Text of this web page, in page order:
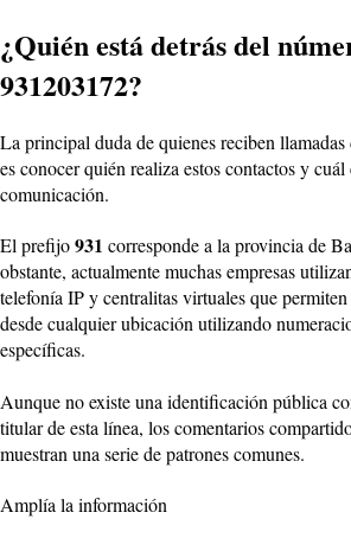
¿Quién está detrás del
931203172?
La principal duda de quienes reciben llamadas
es conocer quién realiza estos contactos y
comunicación.
El prefijo931 corresponde a la provincia de
obstante, actualmente muchas empresas
telefonía IP y centralitas virtuales que
desde cualquier ubicación utilizando
específicas.
Aunque no existe una identificación pública
titular de esta línea, los comentarios
muestran una serie de patrones comunes.
Amplía la información